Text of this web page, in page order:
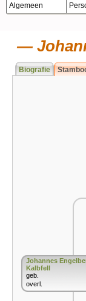
Algemeen
Biografie
Johannes
Kalbfell
geb.
overl.